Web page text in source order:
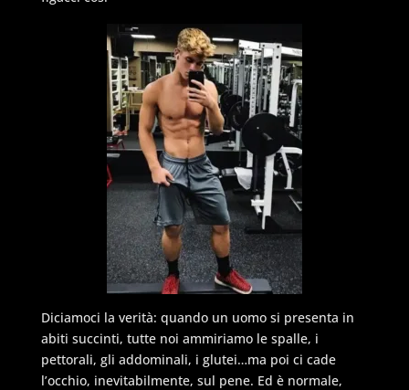
Diciamoci la verità: quando un uomo si presenta in
abiti succinti, tutte noi ammiriamo le spalle, i
pettorali, gli addominali, i glutei…ma poi ci cade
l’occhio, inevitabilmente, sul pene. Ed è normale,